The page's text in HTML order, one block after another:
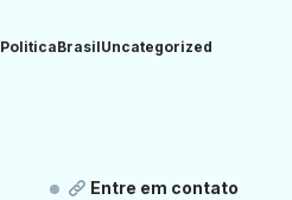
PoliticaBrasilUncategorized
Entre em contato